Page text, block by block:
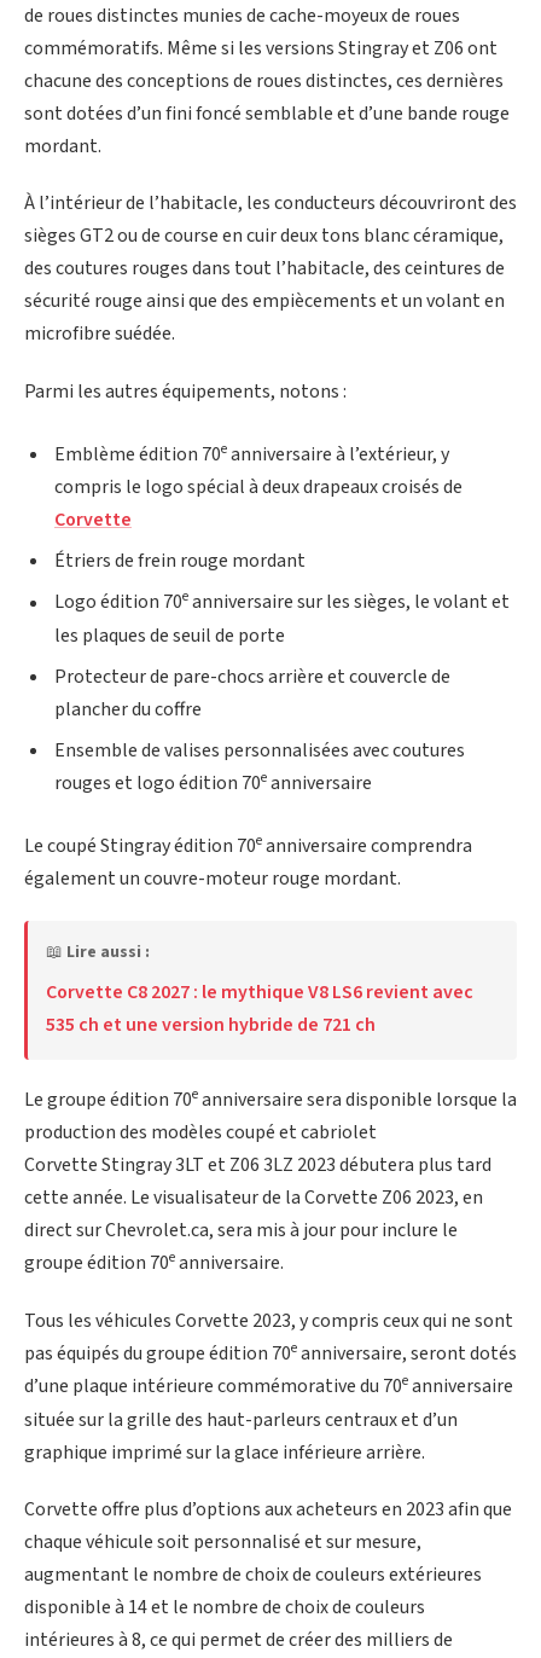
de roues distinctes munies de cache-moyeux de roues
commémoratifs. Même si les versions Stingray et Z06 ont
chacune des conceptions de roues distinctes, ces dernières
sont dotées d’un fini foncé semblable et d’une bande rouge
mordant.
À l’intérieur de l’habitacle, les conducteurs découvriront des
sièges GT2 ou de course en cuir deux tons blanc céramique,
des coutures rouges dans tout l’habitacle, des ceintures de
sécurité rouge ainsi que des empiècements et un volant en
microfibre suédée.
Parmi les autres équipements, notons :
Emblème édition 70e anniversaire à l’extérieur, y
compris le logo spécial à deux drapeaux croisés de
Corvette
Étriers de frein rouge mordant
Logo édition 70e anniversaire sur les sièges, le volant et
les plaques de seuil de porte
Protecteur de pare-chocs arrière et couvercle de
plancher du coffre
Ensemble de valises personnalisées avec coutures
rouges et logo édition 70e anniversaire
Le coupé Stingray édition 70e anniversaire comprendra
également un couvre-moteur rouge mordant.
📖 Lire aussi :
Corvette C8 2027 : le mythique V8 LS6 revient avec
535 ch et une version hybride de 721 ch
Le groupe édition 70e anniversaire sera disponible lorsque la
production des modèles coupé et cabriolet
Corvette Stingray 3LT et Z06 3LZ 2023 débutera plus tard
cette année. Le visualisateur de la Corvette Z06 2023, en
direct sur Chevrolet.ca, sera mis à jour pour inclure le
groupe édition 70e anniversaire.
Tous les véhicules Corvette 2023, y compris ceux qui ne sont
pas équipés du groupe édition 70e anniversaire, seront dotés
d’une plaque intérieure commémorative du 70e anniversaire
située sur la grille des haut-parleurs centraux et d’un
graphique imprimé sur la glace inférieure arrière.
Corvette offre plus d’options aux acheteurs en 2023 afin que
chaque véhicule soit personnalisé et sur mesure,
augmentant le nombre de choix de couleurs extérieures
disponible à 14 et le nombre de choix de couleurs
intérieures à 8, ce qui permet de créer des milliers de